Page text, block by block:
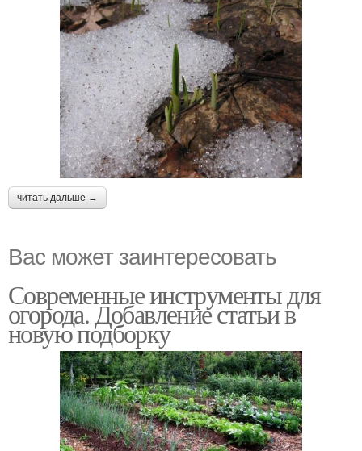
читать дальше →
Вас может заинтересовать
Современные инструменты для
огорода. Добавление статьи в
новую подборку